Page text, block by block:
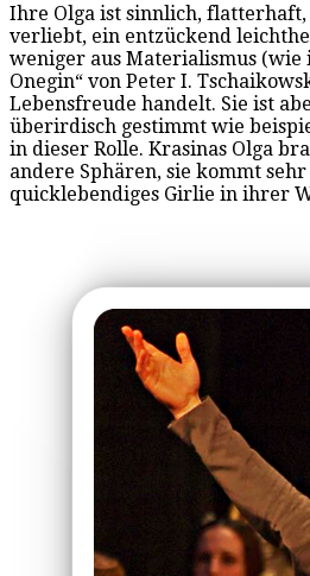
Ihre Olga ist sinnlich,
verliebt, ein entzückend
weniger aus Materialismus (wie
Onegin“ von Peter I.
Lebensfreude handelt. Sie ist
überirdisch gestimmt wie
in dieser Rolle. Krasinas Olga
andere Sphären, sie kommt
quicklebendiges Girlie in ihrer